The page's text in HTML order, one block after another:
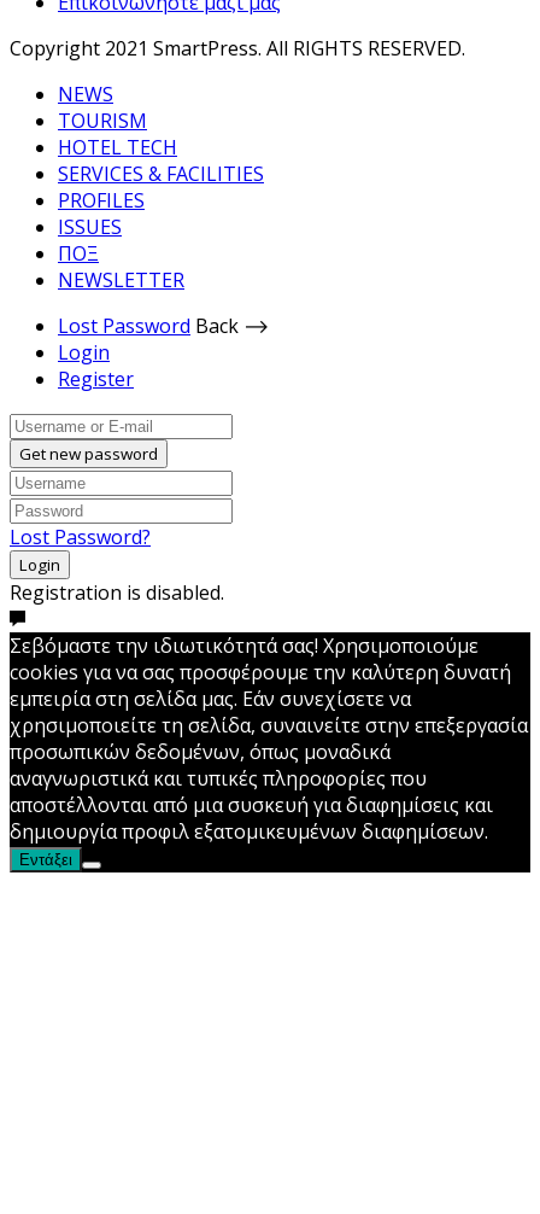
Copyright 2021 SmartPress. All RIGHTS RESERVED.
NEWS
TOURISM
HOTEL TECH
SERVICES & FACILITIES
PROFILES
ISSUES
ΠΟΞ
NEWSLETTER
Lost Password Back ⟶
Login
Register
Get new password
Lost Password?
Login
Registration is disabled.
Σεβόμαστε την ιδιωτικότητά σας! Χρησιμοποιούμε
cookies για να σας προσφέρουμε την καλύτερη δυνατή
εμπειρία στη σελίδα μας. Εάν συνεχίσετε να
χρησιμοποιείτε τη σελίδα, συναινείτε στην επεξεργασία
προσωπικών δεδομένων, όπως μοναδικά
αναγνωριστικά και τυπικές πληροφορίες που
αποστέλλονται από μια συσκευή για διαφημίσεις και
δημιουργία προφιλ εξατομικευμένων διαφημίσεων.
Εντάξει